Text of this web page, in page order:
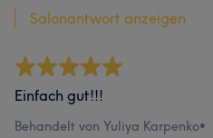
Salonantwort anzeigen
Einfach gut!!!
Behandelt von Yuliya Karpenko•